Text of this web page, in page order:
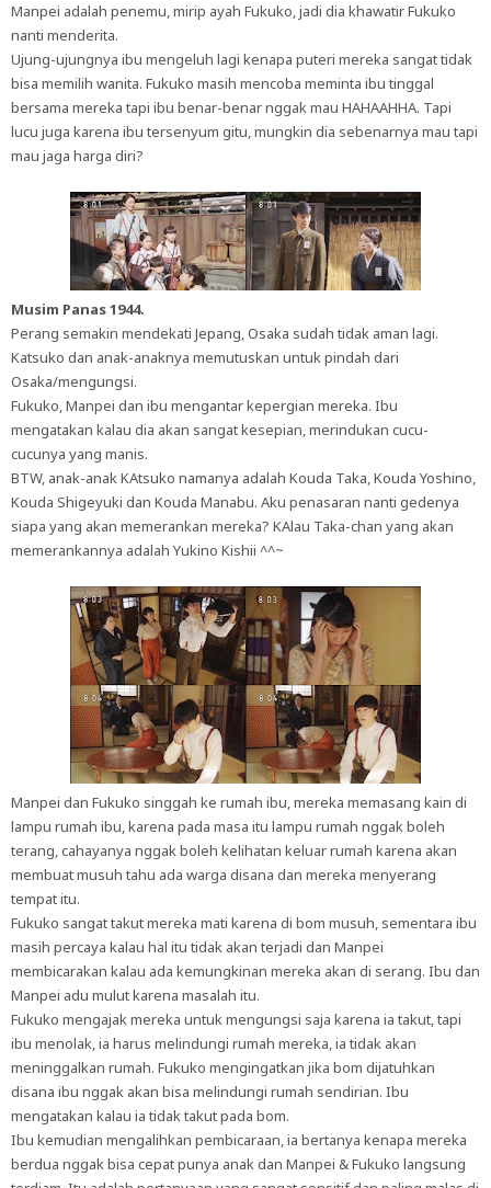
Manpei adalah penemu, mirip ayah Fukuko, jadi dia khawatir Fukuko
nanti menderita.
Ujung-ujungnya ibu mengeluh lagi kenapa puteri mereka sangat tidak
bisa memilih wanita. Fukuko masih mencoba meminta ibu tinggal
bersama mereka tapi ibu benar-benar nggak mau HAHAAHHA. Tapi
lucu juga karena ibu tersenyum gitu, mungkin dia sebenarnya mau tapi
mau jaga harga diri?
Musim Panas 1944.
Perang semakin mendekati Jepang, Osaka sudah tidak aman lagi.
Katsuko dan anak-anaknya memutuskan untuk pindah dari
Osaka/mengungsi.
Fukuko, Manpei dan ibu mengantar kepergian mereka. Ibu
mengatakan kalau dia akan sangat kesepian, merindukan cucu-
cucunya yang manis.
BTW, anak-anak KAtsuko namanya adalah Kouda Taka, Kouda Yoshino,
Kouda Shigeyuki dan Kouda Manabu. Aku penasaran nanti gedenya
siapa yang akan memerankan mereka? KAlau Taka-chan yang akan
memerankannya adalah Yukino Kishii ^^~
Manpei dan Fukuko singgah ke rumah ibu, mereka memasang kain di
lampu rumah ibu, karena pada masa itu lampu rumah nggak boleh
terang, cahayanya nggak boleh kelihatan keluar rumah karena akan
membuat musuh tahu ada warga disana dan mereka menyerang
tempat itu.
Fukuko sangat takut mereka mati karena di bom musuh, sementara ibu
masih percaya kalau hal itu tidak akan terjadi dan Manpei
membicarakan kalau ada kemungkinan mereka akan di serang. Ibu dan
Manpei adu mulut karena masalah itu.
Fukuko mengajak mereka untuk mengungsi saja karena ia takut, tapi
ibu menolak, ia harus melindungi rumah mereka, ia tidak akan
meninggalkan rumah. Fukuko mengingatkan jika bom dijatuhkan
disana ibu nggak akan bisa melindungi rumah sendirian. Ibu
mengatakan kalau ia tidak takut pada bom.
Ibu kemudian mengalihkan pembicaraan, ia bertanya kenapa mereka
berdua nggak bisa cepat punya anak dan Manpei & Fukuko langsung